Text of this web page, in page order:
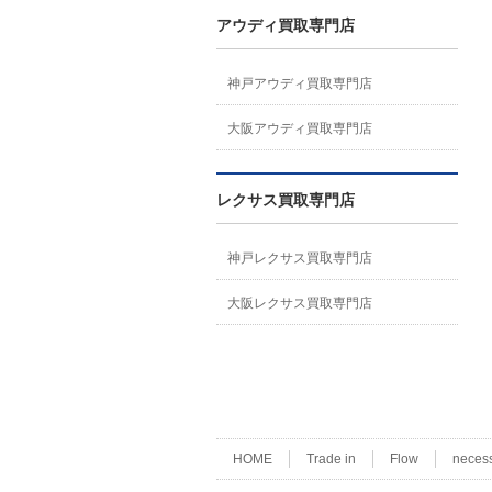
アウディ買取専門店
神戸アウディ買取専門店
大阪アウディ買取専門店
レクサス買取専門店
神戸レクサス買取専門店
大阪レクサス買取専門店
HOME Trade in Flow